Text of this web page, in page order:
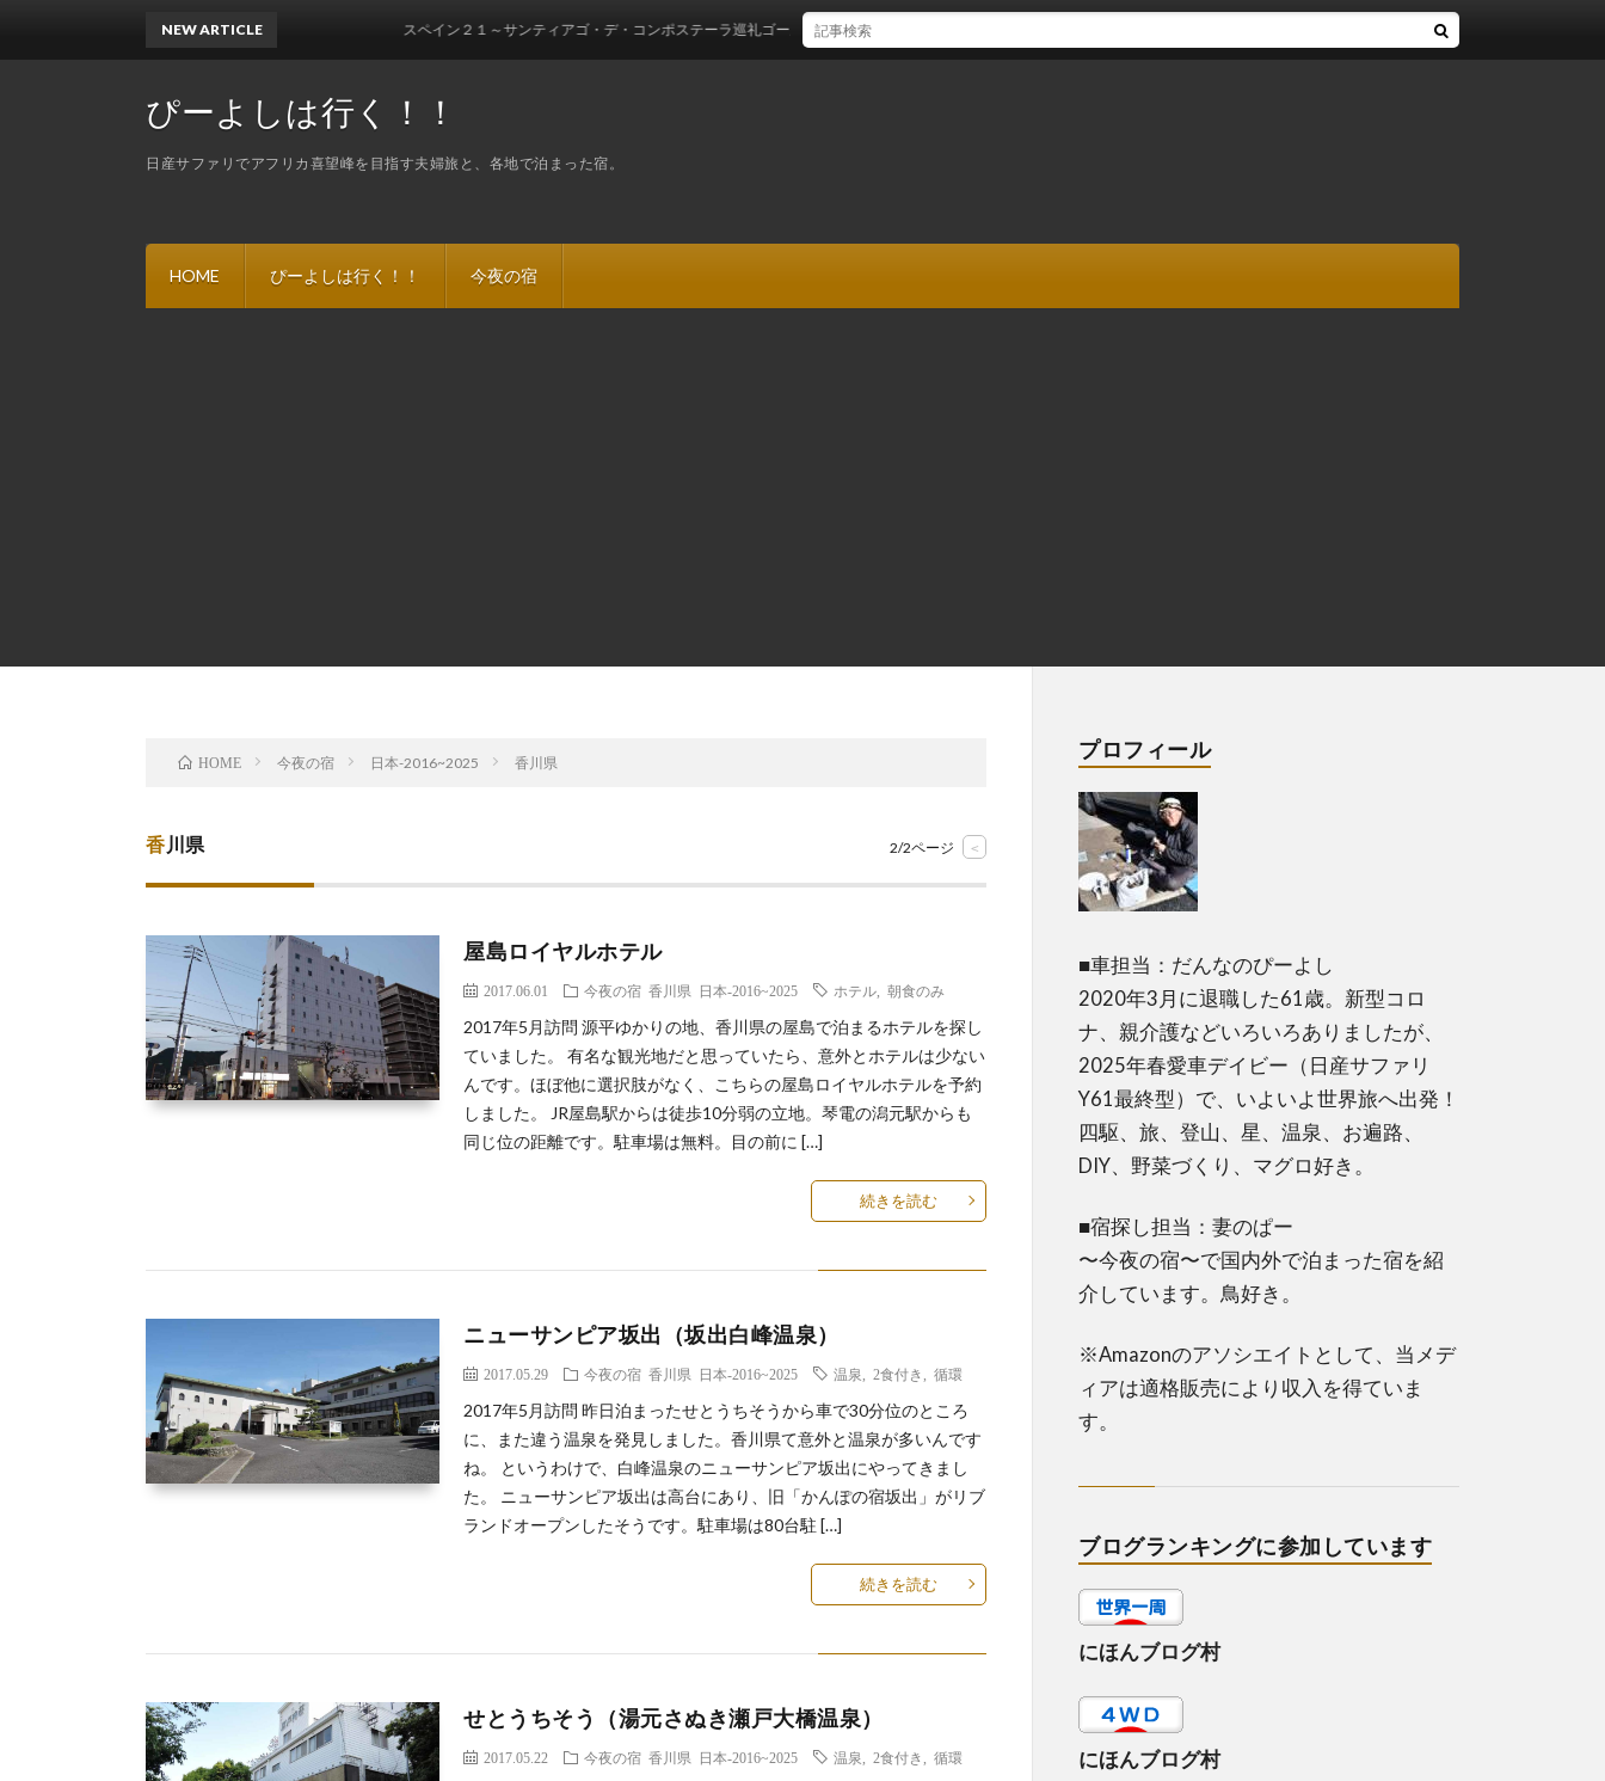
ぴーよしは行く！！
日産サファリでアフリカ喜望峰を目指す夫婦旅と、各地で泊まった宿。
HOME ぴーよしは行く！！ 今夜の宿
NEW ARTICLE スペイン２１～サンティアゴ・デ・コンポステーラ巡礼ゴール！
HOME 今夜の宿 日本-2016~2025 香川県
香川県 2/2ページ <
屋島ロイヤルホテル
2017.06.01 今夜の宿 香川県 日本-2016~2025 ホテル ,朝食のみ
2017年5月訪問 源平ゆかりの地、香川県の屋島で泊まるホテルを探し
ていました。 有名な観光地だと思っていたら、意外とホテルは少ない
んです。ほぼ他に選択肢がなく、こちらの屋島ロイヤルホテルを予約
しました。 JR屋島駅からは徒歩10分弱の立地。琴電の潟元駅からも
同じ位の距離です。駐車場は無料。目の前に […]
続きを読む
ニューサンピア坂出（坂出白峰温泉）
2017.05.29 今夜の宿 香川県 日本-2016~2025 温泉 ,2食付き ,循環
2017年5月訪問 昨日泊まったせとうちそうから車で30分位のところ
に、また違う温泉を発見しました。香川県て意外と温泉が多いんです
ね。 というわけで、白峰温泉のニューサンピア坂出にやってきまし
た。 ニューサンピア坂出は高台にあり、旧「かんぽの宿坂出」がリブ
ランドオープンしたそうです。駐車場は80台駐 […]
続きを読む
せとうちそう（湯元さぬき瀬戸大橋温泉）
2017.05.22 今夜の宿 香川県 日本-2016~2025 温泉 ,2食付き ,循環
プロフィール
■車担当：だんなのぴーよし
2020年3月に退職した61歳。新型コロ
ナ、親介護などいろいろありましたが、
2025年春愛車デイビー（日産サファリ
Y61最終型）で、いよいよ世界旅へ出発！
四駆、旅、登山、星、温泉、お遍路、
DIY、野菜づくり、マグロ好き。
■宿探し担当：妻のぱー
〜今夜の宿〜で国内外で泊まった宿を紹
介しています。鳥好き。
※Amazonのアソシエイトとして、当メデ
ィアは適格販売により収入を得ていま
す。
ブログランキングに参加しています
にほんブログ村
にほんブログ村